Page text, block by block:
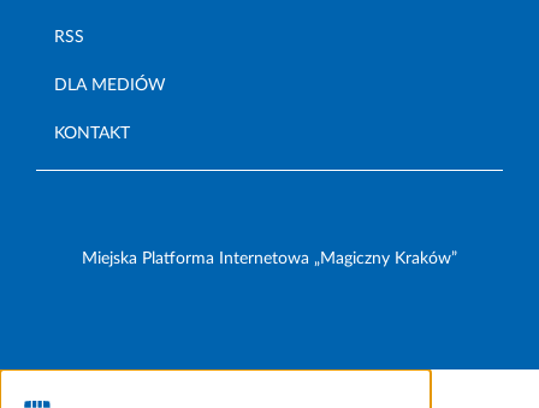
RSS
DLA MEDIÓW
KONTAKT
Miejska Platforma Internetowa „Magiczny Kraków”